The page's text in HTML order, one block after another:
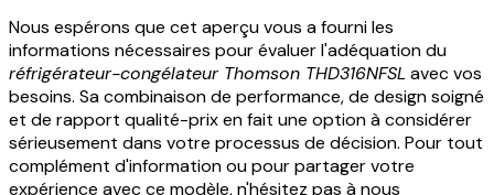
Nous espérons que cet aperçu vous a fourni les
informations nécessaires pour évaluer l'adéquation du
réfrigérateur-congélateur Thomson THD316NFSLavec vos
besoins. Sa combinaison de performance, de design soigné
et de rapport qualité-prix en fait une option à considérer
sérieusement dans votre processus de décision. Pour tout
complément d'information ou pour partager votre
expérience avec ce modèle, n'hésitez pas à nous